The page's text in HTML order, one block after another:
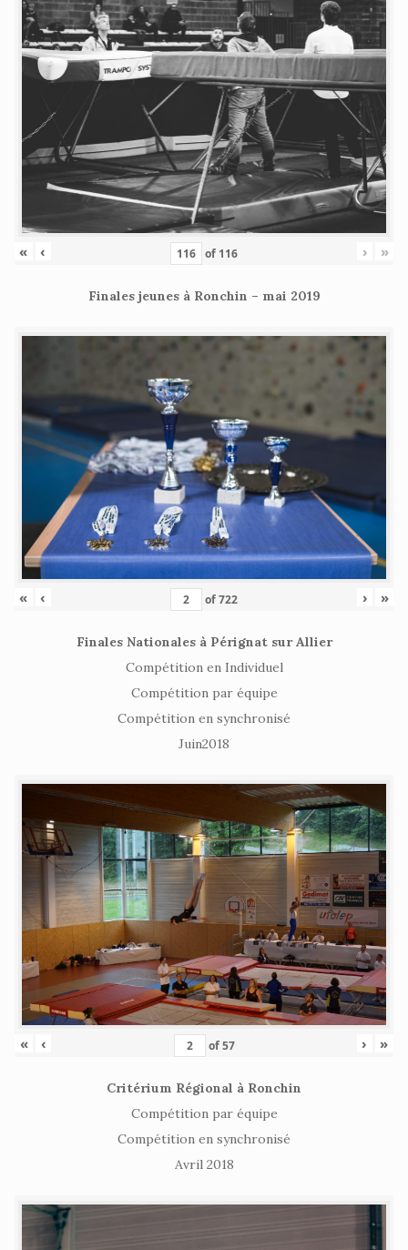
« ‹ of 116 › »
Finales jeunes à Ronchin – mai 2019
« ‹ of722 › »
Finales Nationales à Pérignat sur Allier
Compétition en Individuel
Compétition par équipe
Compétition en synchronisé
Juin2018
« ‹ of57 › »
Critérium Régional à Ronchin
Compétition par équipe
Compétition en synchronisé
Avril 2018